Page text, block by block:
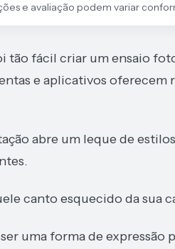
e avaliação podem variar
tão fácil criar um ensaio
e aplicativos oferecem
abre um leque de
canto esquecido da sua
uma forma de